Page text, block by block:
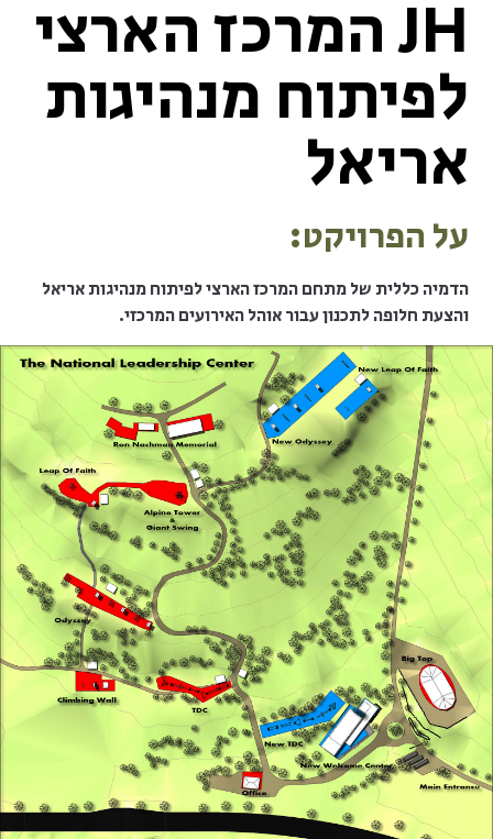
JH המרכז הארצי
לפיתוח מנהיגות
אריאל
על הפרויקט:
הדמיה כללית של מתחם המרכז הארצי לפיתוח מנהיגות אריאל
והצעת חלופה לתכנון עבור אוהל האירועים המרכזי.